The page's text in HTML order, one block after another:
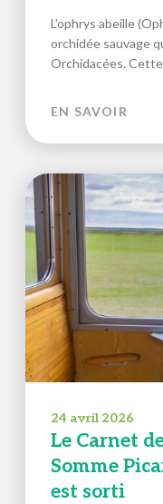
L’ophrys abeille
orchidée sauvage
Orchidacées.
EN SAVOIR
24 avril 2026
Le Carnet
Somme
est sorti